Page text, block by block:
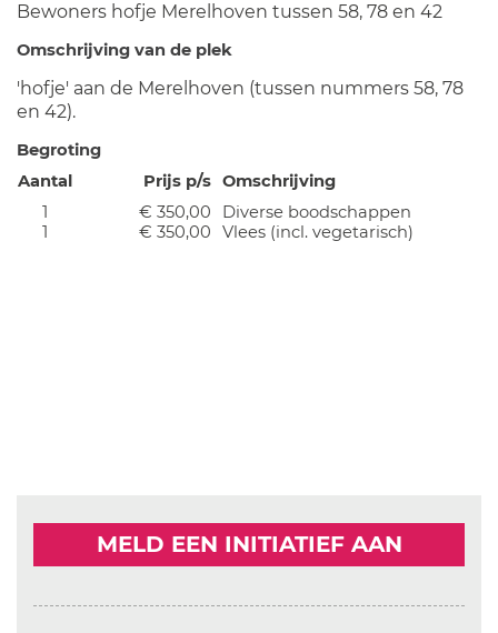
Bewoners hofje Merelhoven tussen 58, 78 en 42
Omschrijving van de plek
'hofje' aan de Merelhoven (tussen nummers 58, 78
en 42).
Begroting
Aantal
Prijs p/s Omschrijving
1
€ 350,00
Diverse boodschappen
1
€ 350,00 Vlees (incl. vegetarisch)
MELD EEN INITIATIEF AAN